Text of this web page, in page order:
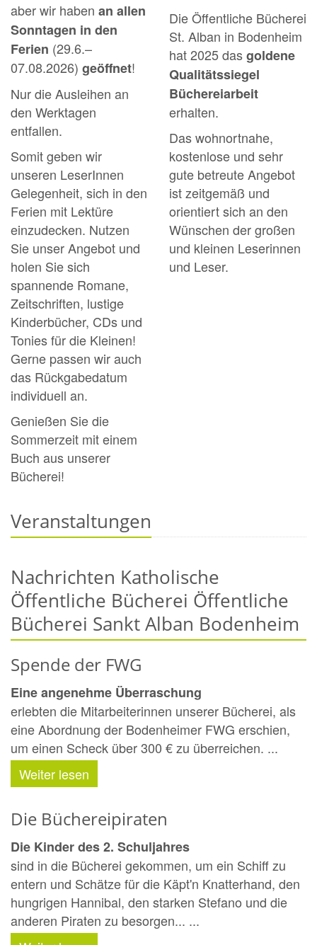
aber wir haben an allen
Sonntagen in den
Ferien (29.6.–
07.08.2026) geöffnet!
Nur die Ausleihen an
den Werktagen
entfallen.
Somit geben wir
unseren LeserInnen
Gelegenheit, sich in den
Ferien mit Lektüre
einzudecken. Nutzen
Sie unser Angebot und
holen Sie sich
spannende Romane,
Zeitschriften, lustige
Kinderbücher, CDs und
Tonies für die Kleinen!
Gerne passen wir auch
das Rückgabedatum
individuell an.
Genießen Sie die
Sommerzeit mit einem
Buch aus unserer
Bücherei!
Die Öffentliche Bücherei
St. Alban in Bodenheim
hat 2025 dasgoldene
Qualitätssiegel
Büchereiarbeit
erhalten.
Das wohnortnahe,
kostenlose und sehr
gute betreute Angebot
ist zeitgemäß und
orientiert sich an den
Wünschen der großen
und kleinen Leserinnen
und Leser.
Veranstaltungen
Nachrichten Katholische
Öffentliche Bücherei Öffentliche
Bücherei Sankt Alban Bodenheim
Spende der FWG
Eine angenehme Überraschung
erlebten die Mitarbeiterinnen unserer Bücherei, als
eine Abordnung der Bodenheimer FWG erschien,
um einen Scheck über 300 € zu überreichen. ...
Weiter lesen
Die Büchereipiraten
Die Kinder des 2. Schuljahres
sind in die Bücherei gekommen, um ein Schiff zu
entern und Schätze für die Käpt'n Knatterhand, den
hungrigen Hannibal, den starken Stefano und die
anderen Piraten zu besorgen... ...